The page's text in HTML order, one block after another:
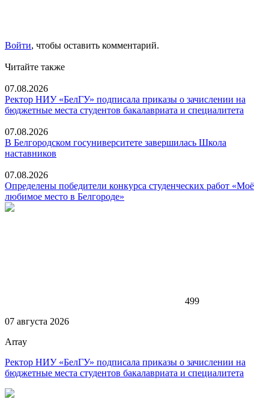
Войти, чтобы оставить комментарий.
Читайте также
07.08.2026
Ректор НИУ «БелГУ» подписала приказы о зачислении на
бюджетные места студентов бакалавриата и специалитета
07.08.2026
В Белгородском госуниверситете завершилась Школа
наставников
07.08.2026
Определены победители конкурса студенческих работ «Моё
любимое место в Белгороде»
499
07 августа 2026
Array
Ректор НИУ «БелГУ» подписала приказы о зачислении на
бюджетные места студентов бакалавриата и специалитета